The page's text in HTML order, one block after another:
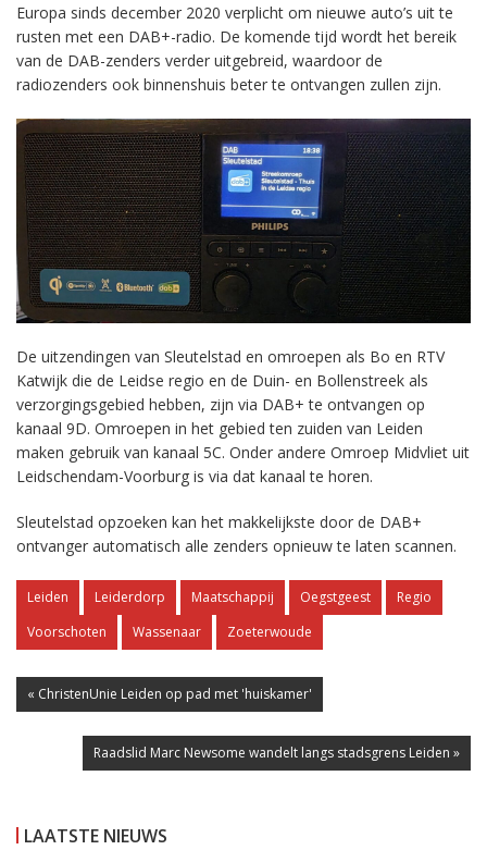
Europa sinds december 2020 verplicht om nieuwe auto’s uit te
rusten met een DAB+-radio. De komende tijd wordt het bereik
van de DAB-zenders verder uitgebreid, waardoor de
radiozenders ook binnenshuis beter te ontvangen zullen zijn.
De uitzendingen van Sleutelstad en omroepen als Bo en RTV
Katwijk die de Leidse regio en de Duin- en Bollenstreek als
verzorgingsgebied hebben, zijn via DAB+ te ontvangen op
kanaal 9D. Omroepen in het gebied ten zuiden van Leiden
maken gebruik van kanaal 5C. Onder andere Omroep Midvliet uit
Leidschendam-Voorburg is via dat kanaal te horen.
Sleutelstad opzoeken kan het makkelijkste door de DAB+
ontvanger automatisch alle zenders opnieuw te laten scannen.
Leiden Leiderdorp Maatschappij Oegstgeest
Regio
Voorschoten
Wassenaar Zoeterwoude
« ChristenUnie Leiden op pad met 'huiskamer'
Raadslid Marc Newsome wandelt langs stadsgrens Leiden »
LAATSTE NIEUWS